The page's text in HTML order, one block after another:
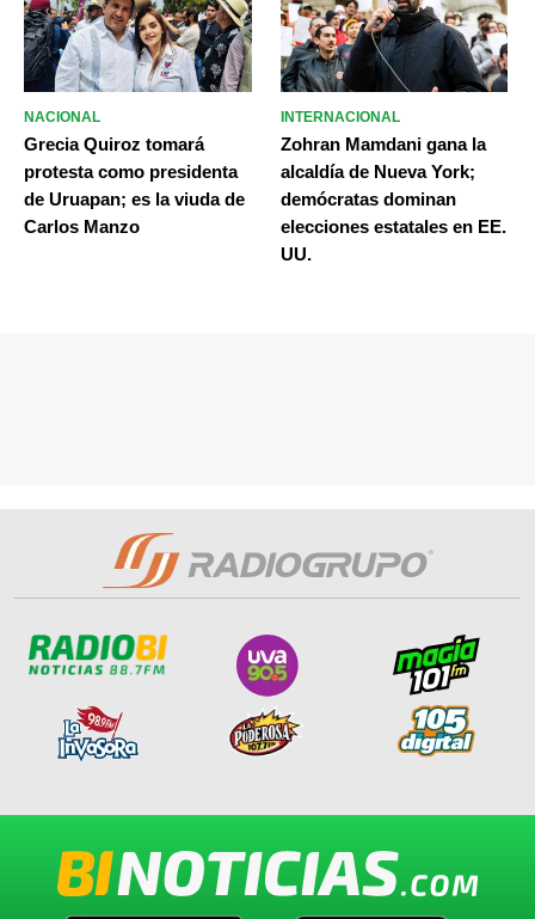
NACIONAL
Grecia Quiroz tomará
protesta como presidenta
de Uruapan; es la viuda de
Carlos Manzo
INTERNACIONAL
Zohran Mamdani gana la
alcaldía de Nueva York;
demócratas dominan
elecciones estatales en EE.
UU.